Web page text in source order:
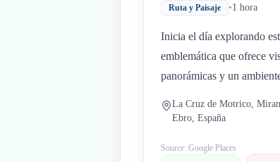
Ruta y Paisaje •1 hora
Inicia el día explorando
emblemática que ofrece
panorámicas y un
La Cruz de Motrico,
Ebro, España
Source: Google Places